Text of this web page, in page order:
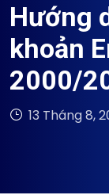
Hướng
khoản
2000/
13 Tháng 8,